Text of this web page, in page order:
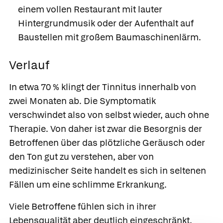
einem vollen Restaurant mit lauter
Hintergrundmusik oder der Aufenthalt auf
Baustellen mit großem Baumaschinenlärm.
Verlauf
In etwa 70 % klingt der Tinnitus innerhalb von
zwei Monaten ab. Die Symptomatik
verschwindet also von selbst wieder, auch ohne
Therapie. Von daher ist zwar die Besorgnis der
Betroffenen über das plötzliche Geräusch oder
den Ton gut zu verstehen, aber von
medizinischer Seite handelt es sich in seltenen
Fällen um eine schlimme Erkrankung.
Viele Betroffene fühlen sich in ihrer
Lebensqualität aber deutlich eingeschränkt,